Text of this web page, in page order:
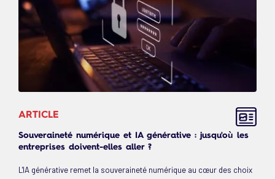
ARTICLE
Souveraineté numérique et IA générative : jusqu'où les
entreprises doivent-elles aller ?
L'IA générative remet la souveraineté numérique au cœur des choix